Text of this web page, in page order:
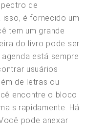
de
é fornecido um
tem um grande
do livro pode ser
está sempre
usuários
de letras ou
encontre o bloco
rapidamente. Há
pode anexar